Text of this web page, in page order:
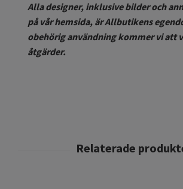
Alla designer, inklusive bilder och
på vår hemsida, är Allbutikens
obehörig användning kommer vi att
åtgärder.